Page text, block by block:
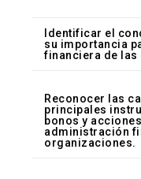
Identificar el
su importancia
financiera de
Reconocer las
principales
bonos y
administración
organizaciones.